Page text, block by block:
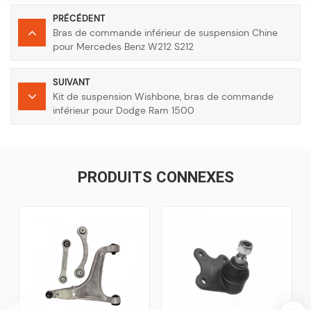
PRÉCÉDENT
Bras de commande inférieur de suspension Chine
pour Mercedes Benz W212 S212
SUIVANT
Kit de suspension Wishbone, bras de commande
inférieur pour Dodge Ram 1500
PRODUITS CONNEXES